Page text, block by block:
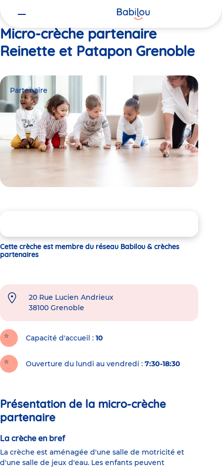
Micro-crèche partenaire
Reinette et Patapon Grenoble
Partenaire
Cette crèche est membre du réseau Babilou & crèches
partenaires
20 Rue Lucien Andrieux
38100 Grenoble
Capacité d'accueil 10
Ouverture du lundi au vendredi : 7:30-18:30
Présentation de la micro-crèche
partenaire
La crèche en bref
La crèche est aménagée d'une salle de motricité et
d'une salle de jeux d'eau. Les enfants peuvent